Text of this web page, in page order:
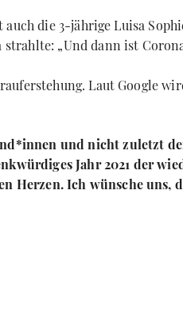
die 3-jährige Luisa
„Und dann ist
Laut Google
und nicht zuletzt
Jahr 2021 der
Herzen. Ich wünsche uns,